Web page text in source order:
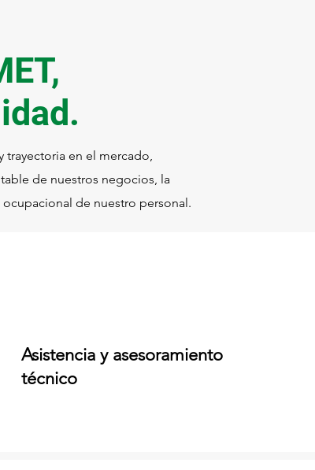
trayectoria en el mercado,
de nuestros negocios, la
de nuestro personal.
Asistencia y asesoramiento
técnico